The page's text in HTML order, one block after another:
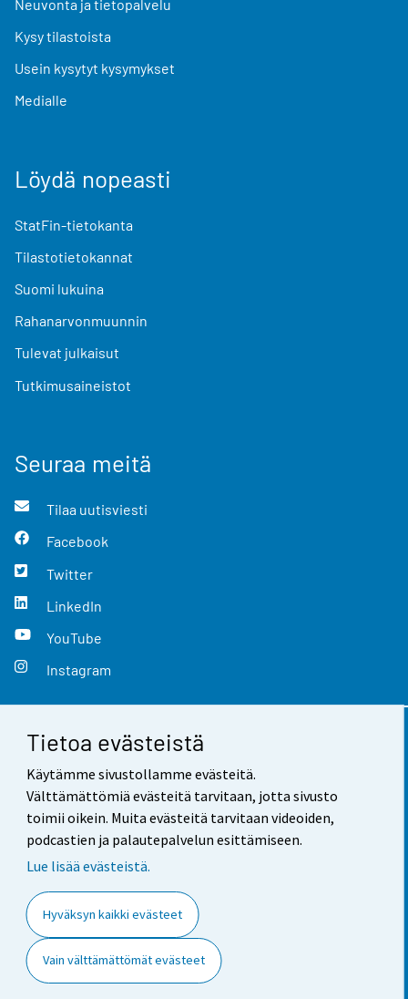
Tietoa evästeistä
Käytämme sivustollamme evästeitä.
Välttämättömiä evästeitä tarvitaan, jotta sivusto
toimii oikein. Muita evästeitä tarvitaan videoiden,
podcastien ja palautepalvelun esittämiseen.
Lue lisää evästeistä.
Hyväksyn kaikki evästeet
Vain välttämättömät evästeet
Neuvonta ja tietopalvelu
Kysy tilastoista
Usein kysytyt kysymykset
Medialle
Löydä nopeasti
StatFin-tietokanta
Tilastotietokannat
Suomi lukuina
Rahanarvonmuunnin
Tulevat julkaisut
Tutkimusaineistot
Seuraa meitä
Tilaa uutisviesti
Facebook
Twitter
LinkedIn
YouTube
Instagram
Yhteystiedot
Palaute
Käyttöehdot
Saavutettavuus
Tietoa sivustosta
Evästeasetukset